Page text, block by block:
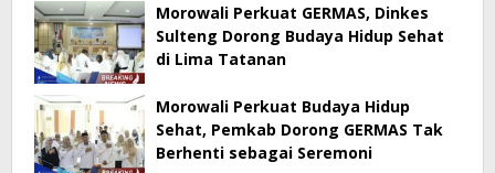
Morowali Perkuat GERMAS, Dinkes
Sulteng Dorong Budaya Hidup Sehat
di Lima Tatanan
Morowali Perkuat Budaya Hidup
Sehat, Pemkab Dorong GERMAS Tak
Berhenti sebagai Seremoni